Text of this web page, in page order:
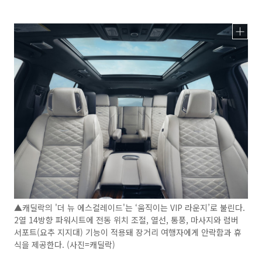
▲캐딜락의 '더 뉴 에스컬레이드'는 ‘움직이는 VIP 라운지’로 불린다.
2열 14방향 파워시트에 전동 위치 조절, 열선, 통풍, 마사지와 럼버
서포트(요추 지지대) 기능이 적용돼 장거리 여행자에게 안락함과 휴
식을 제공한다. (사진=캐딜락)